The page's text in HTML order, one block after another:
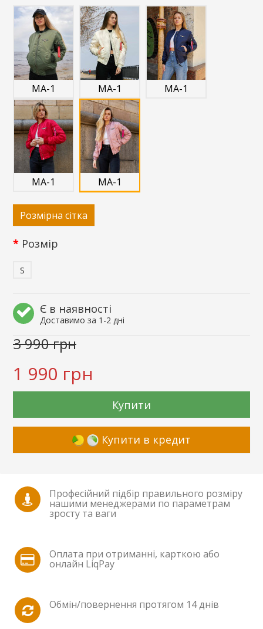
MA-1 MA-1 MA-1
MA-1 MA-1
Розмірна сітка
Розмір
S
Є в наявності
Доставимо за 1-2 дні
3 990 грн
1 990 грн
Купити
Купити в кредит
Професійний підбір правильного розміру
нашими менеджерами по параметрам
зросту та ваги
Оплата при отриманні, карткою або
онлайн LiqPay
Обмін/повернення протягом 14 днів